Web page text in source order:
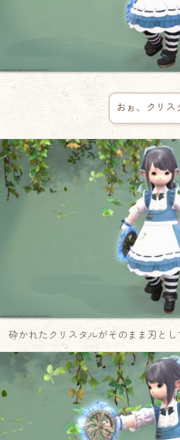
おぉ、クリス
砕かれたクリスタルがそのまま刃とし